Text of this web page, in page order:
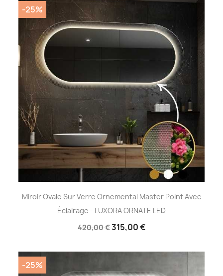
Miroir Ovale Sur Verre Ornemental Master Point Avec
Éclairage - LUXORA ORNATE LED
420,00 €315,00 €
-25%
-25%